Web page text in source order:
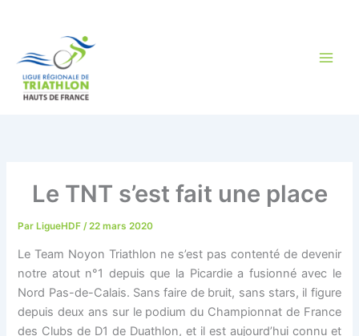
Le TNT s’est fait une place
ParLigueHDF /22 mars 2020
Le Team Noyon Triathlon ne s’est pas contenté de devenir
notre atout n°1 depuis que la Picardie a fusionné avec le
Nord Pas-de-Calais. Sans faire de bruit, sans stars, il figure
depuis deux ans sur le podium du Championnat de France
des Clubs de D1 de Duathlon, et il est aujourd’hui connu et